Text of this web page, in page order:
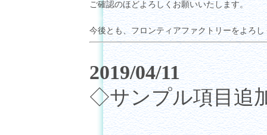
ご確認のほどよろしくお願いいたします。
今後とも、フロンティアファクトリーをよろ
2019/04/11
◇サンプル項目追